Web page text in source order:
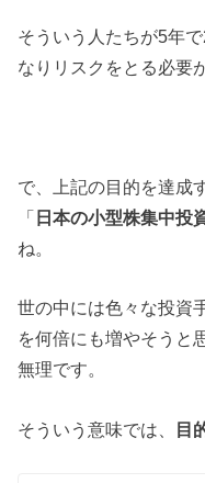
そういう人たちが5年
なりリスクをとる必要
で、上記の目的を達成
「 日本の小型株集中投
ね。
世の中には色々な投資
を何倍にも増やそうと
無理です。
そういう意味では、 目